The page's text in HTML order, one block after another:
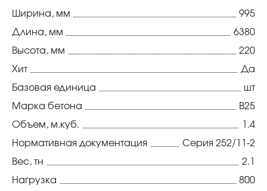
Ширина, мм
995
Длина, мм
6380
Высота, мм
220
Хит
Да
Базовая единица
шт
Марка бетона
В25
Объем, м.куб.
1.4
Нормативная документация
Серия 252/11-2
Вес, тн
2.1
Нагрузка
800